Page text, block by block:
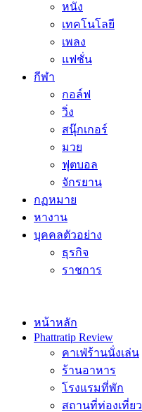
หนัง
เทคโนโลยี
เพลง
แฟชั่น
กีฬา
กอล์ฟ
วิ่ง
สนุ๊กเกอร์
มวย
ฟุตบอล
จักรยาน
กฏหมาย
หางาน
บุคคลตัวอย่าง
ธุรกิจ
ราชการ
หน้าหลัก
Phattratip Review
คาเฟ่ร้านนั่งเล่น
ร้านอาหาร
โรงแรมที่พัก
สถานที่ท่องเที่ยว